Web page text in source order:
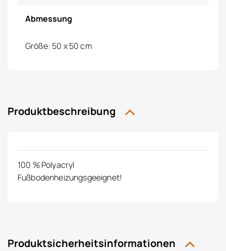
Abmessung
Größe: 50 x 50 cm
Produktbeschreibung
100 % Polyacryl
Fußbodenheizungsgeeignet!
Produktsicherheitsinformationen